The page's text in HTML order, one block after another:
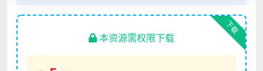
下载
本资源需权限下载